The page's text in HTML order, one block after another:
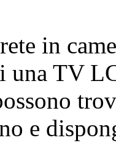
in
una TV
e